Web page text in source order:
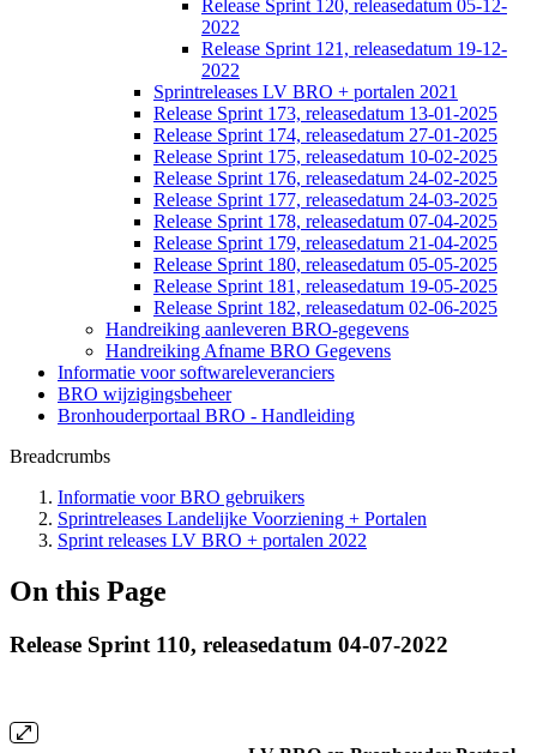
Release Sprint 120, releasedatum 05-12-
2022
Release Sprint 121, releasedatum 19-12-
2022
Sprintreleases LV BRO + portalen 2021
Release Sprint 173, releasedatum 13-01-2025
Release Sprint 174, releasedatum 27-01-2025
Release Sprint 175, releasedatum 10-02-2025
Release Sprint 176, releasedatum 24-02-2025
Release Sprint 177, releasedatum 24-03-2025
Release Sprint 178, releasedatum 07-04-2025
Release Sprint 179, releasedatum 21-04-2025
Release Sprint 180, releasedatum 05-05-2025
Release Sprint 181, releasedatum 19-05-2025
Release Sprint 182, releasedatum 02-06-2025
Handreiking aanleveren BRO-gegevens
Handreiking Afname BRO Gegevens
Informatie voor softwareleveranciers
BRO wijzigingsbeheer
Bronhouderportaal BRO - Handleiding
Breadcrumbs
Informatie voor BRO gebruikers
Sprintreleases Landelijke Voorziening + Portalen
Sprint releases LV BRO + portalen 2022
On this Page
Release Sprint 110, releasedatum 04-07-2022